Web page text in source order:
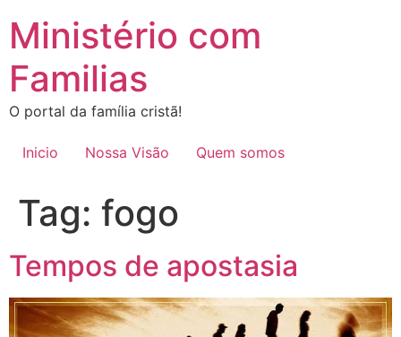
para
conteúdo
Ministério com
Familias
O portal da família cristã!
Inicio Nossa Visão Quem somos
Tag: fogo
Tempos de apostasia